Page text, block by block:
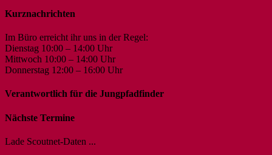
Kurznachrichten
Im Büro erreicht ihr uns in der Regel:
Dienstag 10:00 – 14:00 Uhr
Mittwoch 10:00 – 14:00 Uhr
Donnerstag 12:00 – 16:00 Uhr
Verantwortlich für die Jungpfadfinder
Nächste Termine
Lade Scoutnet-Daten ...